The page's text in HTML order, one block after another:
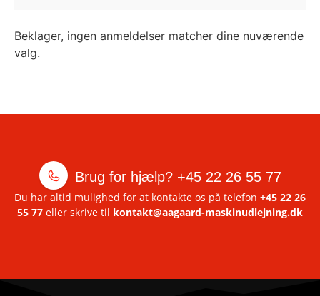
Beklager, ingen anmeldelser matcher dine nuværende
valg.
Brug for hjælp? +45 22 26 55 77
Du har altid mulighed for at kontakte os på telefon +45 22 26
55 77 eller skrive til kontakt@aagaard-maskinudlejning.dk